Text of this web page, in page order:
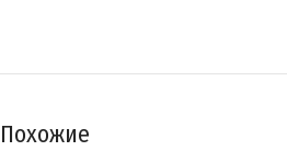
Похожие